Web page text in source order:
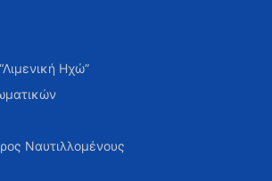
Ηχώ”
Ναυτιλλομένους